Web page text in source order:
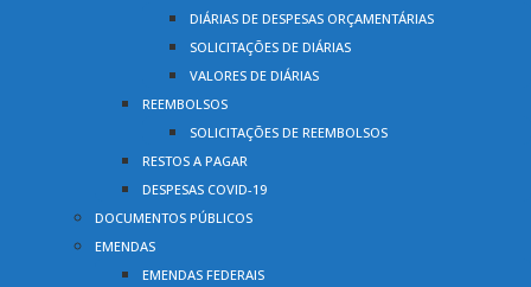
DIÁRIAS DE DESPESAS ORÇAMENTÁRIAS
SOLICITAÇÕES DE DIÁRIAS
VALORES DE DIÁRIAS
REEMBOLSOS
SOLICITAÇÕES DE REEMBOLSOS
RESTOS A PAGAR
DESPESAS COVID-19
DOCUMENTOS PÚBLICOS
EMENDAS
EMENDAS FEDERAIS